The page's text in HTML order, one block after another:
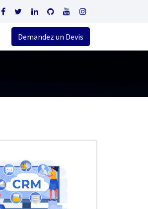
Demandez un Devis